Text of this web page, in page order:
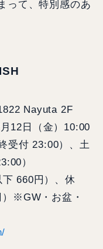
って、特別感のあ
Nayuta 2F
12日（金）10:00
受付 23:00）、土
）
660円）、休
※GW・お盆・